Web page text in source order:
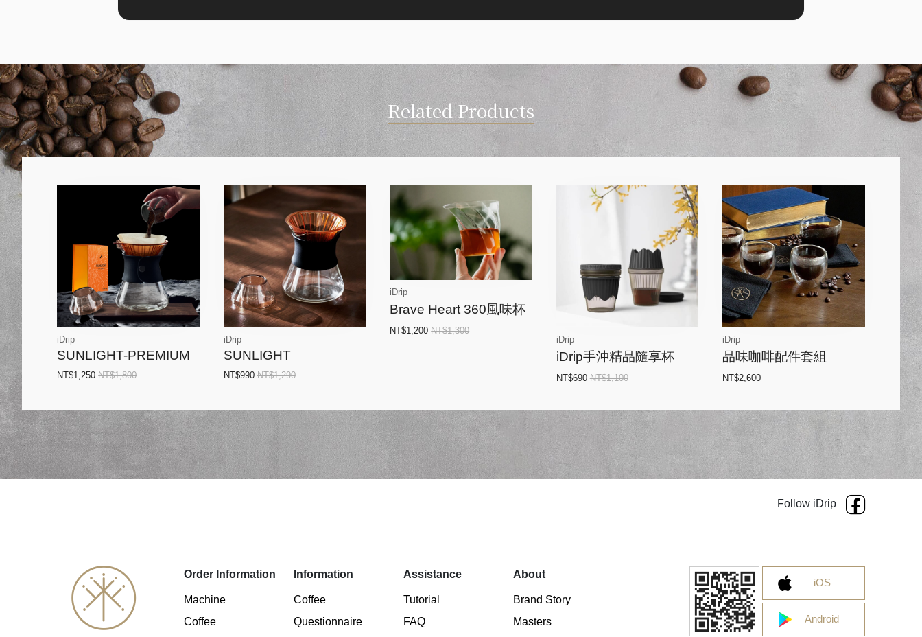
Related Products
iDrip
SUNLIGHT-PREMIUM
NT$1,250NT$1,800
iDrip
SUNLIGHT
NT$990 NT$1,290
iDrip
Brave Heart 360風味杯
NT$1,200NT$1,300
iDrip
iDrip手沖精品隨享杯
NT$690 NT$1,100
iDrip
品味咖啡配件套組
NT$2,600
Follow iDrip
Order Information
Machine
Coffee
Information
Coffee
Questionnaire
Assistance
Tutorial
FAQ
About
Brand Story
Masters
iOS
Android